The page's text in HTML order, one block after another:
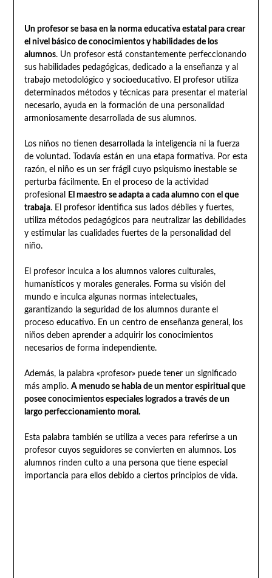
Un profesor se basa en la norma educativa estatal para crear
el nivel básico de conocimientos y habilidades de los
alumnos. Un profesor está constantemente perfeccionando
sus habilidades pedagógicas, dedicado a la enseñanza y al
trabajo metodológico y socioeducativo. El profesor utiliza
determinados métodos y técnicas para presentar el material
necesario, ayuda en la formación de una personalidad
armoniosamente desarrollada de sus alumnos.
Los niños no tienen desarrollada la inteligencia ni la fuerza
de voluntad. Todavía están en una etapa formativa. Por esta
razón, el niño es un ser frágil cuyo psiquismo inestable se
perturba fácilmente. En el proceso de la actividad
profesional
El maestro se adapta a cada alumno con el que
trabaja. El profesor identifica sus lados débiles y fuertes,
utiliza métodos pedagógicos para neutralizar las debilidades
y estimular las cualidades fuertes de la personalidad del
niño.
El profesor inculca a los alumnos valores culturales,
humanísticos y morales generales. Forma su visión del
mundo e inculca algunas normas intelectuales,
garantizando la seguridad de los alumnos durante el
proceso educativo. En un centro de enseñanza general, los
niños deben aprender a adquirir los conocimientos
necesarios de forma independiente.
Además, la palabra «profesor» puede tener un significado
más amplio. A menudo se habla de un mentor espiritual que
posee conocimientos especiales logrados a través de un
largo perfeccionamiento moral.
Esta palabra también se utiliza a veces para referirse a un
profesor cuyos seguidores se convierten en alumnos. Los
alumnos rinden culto a una persona que tiene especial
importancia para ellos debido a ciertos principios de vida.